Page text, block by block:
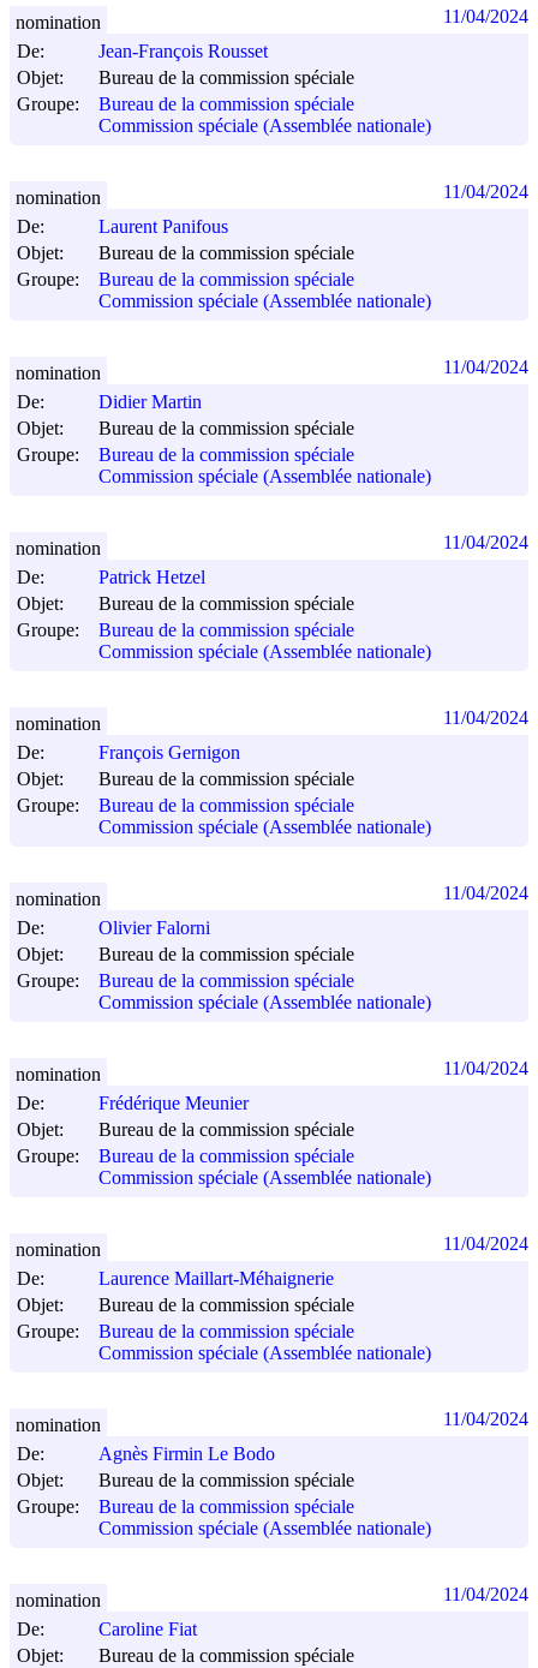
De:
Jean-François Rousset
Objet:
Bureau de la commission spéciale
Groupe:
Bureau de la commission spéciale
Commission spéciale (Assemblée nationale)
nomination 11/04/2024
De:
Laurent Panifous
Objet:
Bureau de la commission spéciale
Groupe:
Bureau de la commission spéciale
Commission spéciale (Assemblée nationale)
nomination 11/04/2024
De:
Didier Martin
Objet:
Bureau de la commission spéciale
Groupe:
Bureau de la commission spéciale
Commission spéciale (Assemblée nationale)
nomination 11/04/2024
De:
Patrick Hetzel
Objet:
Bureau de la commission spéciale
Groupe:
Bureau de la commission spéciale
Commission spéciale (Assemblée nationale)
nomination 11/04/2024
De:
François Gernigon
Objet:
Bureau de la commission spéciale
Groupe:
Bureau de la commission spéciale
Commission spéciale (Assemblée nationale)
nomination 11/04/2024
De:
Olivier Falorni
Objet:
Bureau de la commission spéciale
Groupe:
Bureau de la commission spéciale
Commission spéciale (Assemblée nationale)
nomination 11/04/2024
De:
Frédérique Meunier
Objet:
Bureau de la commission spéciale
Groupe:
Bureau de la commission spéciale
Commission spéciale (Assemblée nationale)
nomination 11/04/2024
De:
Laurence Maillart-Méhaignerie
Objet:
Bureau de la commission spéciale
Groupe:
Bureau de la commission spéciale
Commission spéciale (Assemblée nationale)
nomination 11/04/2024
De:
Agnès Firmin Le Bodo
Objet:
Bureau de la commission spéciale
Groupe:
Bureau de la commission spéciale
Commission spéciale (Assemblée nationale)
nomination 11/04/2024
De:
Caroline Fiat
Objet:
Bureau de la commission spéciale
nomination 11/04/2024